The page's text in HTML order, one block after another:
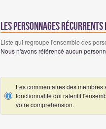
Les personnages récurrents
Liste qui regroupe l'ensemble des
Nous n'avons référencé aucun
Les commentaires des
fonctionnalité qui ralentit
votre compréhension.